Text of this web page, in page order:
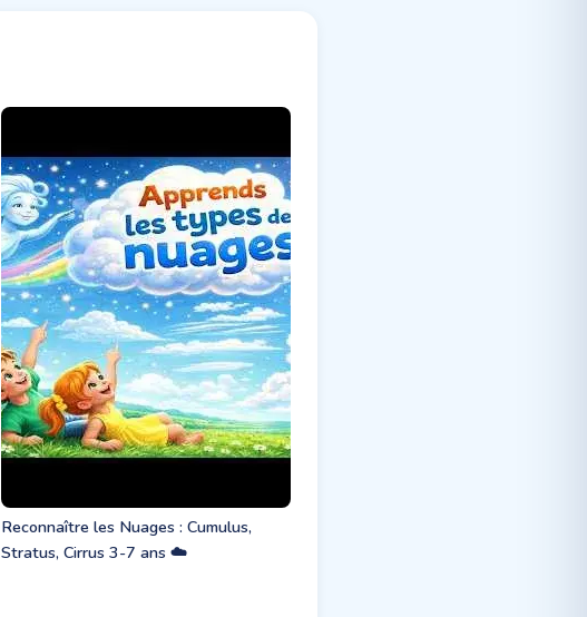
Reconnaître les Nuages : Cumulus,
Stratus, Cirrus 3-7 ans ☁️